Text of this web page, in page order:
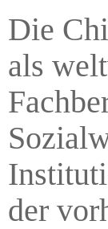
Die
als
der